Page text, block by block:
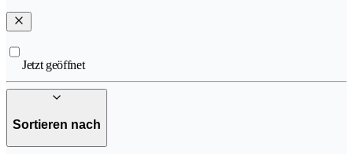
Jetzt geöffnet
Sortieren nach